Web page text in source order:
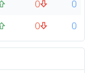
0
0
0 0